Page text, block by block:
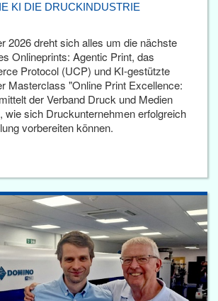
KI DIE DRUCKINDUSTRIE
2026 dreht sich alles um die nächste
Onlineprints: Agentic Print, das
Protocol (UCP) und KI-gestützte
Masterclass "Online Print Excellence:
der Verband Druck und Medien
wie sich Druckunternehmen erfolgreich
vorbereiten können.